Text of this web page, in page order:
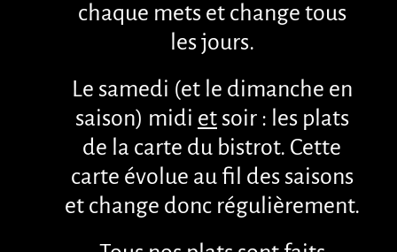
chaque mets et change tous
les jours.
Le samedi (et le dimanche en
saison) midi et soir : les plats
de la carte du bistrot. Cette
carte évolue au fil des saisons
et change donc régulièrement.